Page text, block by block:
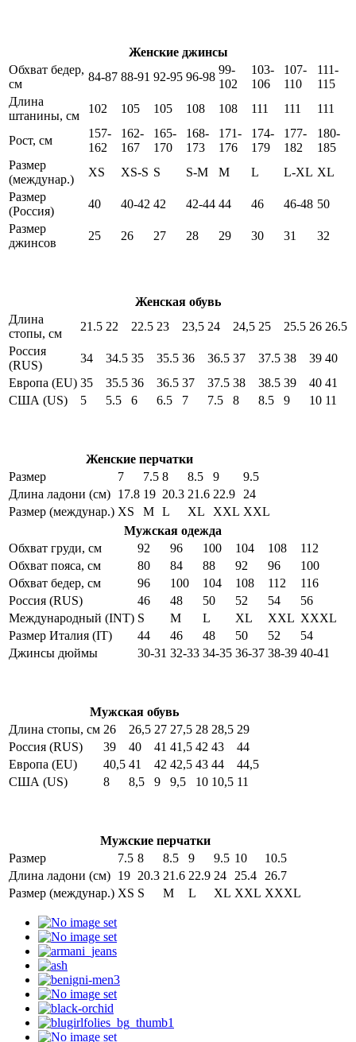
Женские джинсы
Обхват бедер,
см
84-87 88-91 92-95 96-98
99-
102
103-
106
107-
110
111-
115
Длина
штанины, см
102 105 105 108 108 111 111 111
Рост, см
157-
162
162-
167
165-
170
168-
173
171-
176
174-
179
177-
182
180-
185
Размер
(междунар.)
XS XS-S S S-M M L L-XL XL
Размер
(Россия)
40 40-42 42 42-44 44 46 46-48 50
Размер
джинсов
25 26 27 28 29 30 31 32
Женская обувь
Длина
стопы, см
21.5 22 22.5 23 23,5 24 24,5 25 25.5 26 26.5
Россия
(RUS)
34 34.5 35 35.5 36 36.5 37 37.5 38 39 40
Европа (EU) 35 35.5 36 36.5 37 37.5 38 38.5 39 40 41
США (US)
5 5.5 6 6.5 7 7.5 8 8.5 9 10 11
Женские перчатки
Размер
7 7.5 8 8.5 9
9.5
Длина ладони (см) 17.8 19 20.3 21.6 22.9
24
Размер (междунар.) XS M L XL XXL XXL
Мужская одежда
Обхват груди, см
92 96 100 104 108
112
Обхват пояса, см
80 84 88 92 96
100
Обхват бедер, см
96 100 104 108 112
116
Россия (RUS)
46 48 50 52 54
56
Международный (INT) S M L XL XXL XXXL
Размер Италия (IT)
44 46 48 50 52
54
Джинсы дюймы
30-31 32-33 34-35 36-37 38-39 40-41
Мужская обувь
Длина стопы, см 26 26,5 27 27,5 28 28,5 29
Россия (RUS)
39 40 41 41,5 42 43
44
Европа (EU)
40,5 41 42 42,5 43 44
44,5
США (US)
8 8,5 9 9,5 10 10,5 11
Мужские перчатки
Размер
7.5 8 8.5 9 9.5 10
10.5
Длина ладони (см) 19 20.3 21.6 22.9 24 25.4
26.7
Размер (междунар.) XS S M L XL XXL XXXL